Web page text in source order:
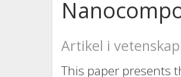
Artikel i
This paper presents